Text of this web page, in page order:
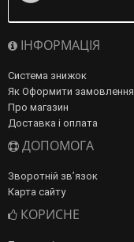
ІНФОРМАЦІЯ
Система знижок
Як Оформити замовлення
Про магазин
Доставка і оплата
ДОПОМОГА
Зворотній зв’язок
Карта сайту
КОРИСНЕ